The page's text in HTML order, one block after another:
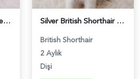
British Shorthair Golden Muhteşem Yavrumuz - 5226 Silver British Shorthair Güzelliğimiz 2 Aylık - 5227
British Shorthair
2 Aylık
Dişi